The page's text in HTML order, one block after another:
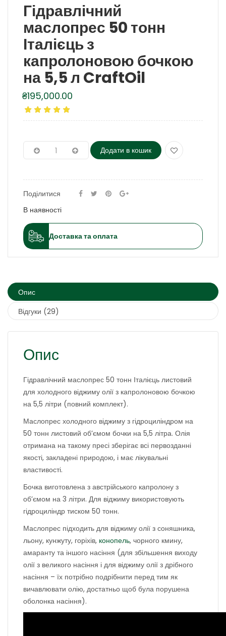
Гідравлічний
маслопрес 50 тонн
Італієць з
капролоновою бочкою
на 5,5 л CraftOil
₴195,000.00
Додати в кошик
Поділитися
В наявності
Доставка та оплата
Опис
Відгуки (29)
Опис
Гідравлічний маслопрес 50 тонн Італієць листовий
для холодного віджиму олії з капролоновою бочкою
на 5,5 літри (повний комплект).
Маслопрес холодного віджиму з гідроциліндром на
50 тонн листовий об’ємом бочки на 5,5 літра. Олія
отримана на такому пресі зберігає всі первозданні
якості, закладені природою, і має лікувальні
властивості.
Бочка виготовлена з австрійського капролону з
об’ємом на 3 літри. Для віджиму використовують
гідроциліндр тиском 50 тонн.
Маслопрес підходить для віджиму олії з соняшника,
льону, кунжуту, горіхів, конопель, чорного кмину,
амаранту та іншого насіння (для збільшення виходу
олії з великого насіння і для віджиму олії з дрібного
насіння – їх потрібно подрібнити перед тим як
вичавлювати олію, достатньо щоб була порушена
оболонка насіння).